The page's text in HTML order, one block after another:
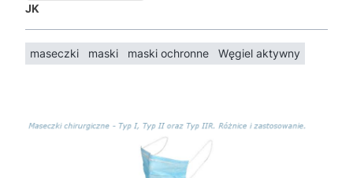
JK
maseczki maski maski ochronne Węgiel aktywny